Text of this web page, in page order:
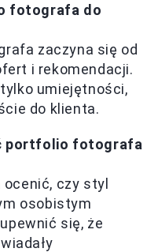
fotografa do
zaczyna się od
i rekomendacji.
umiejętności,
do klienta.
portfolio fotografa
czy styl
osobistym
się, że